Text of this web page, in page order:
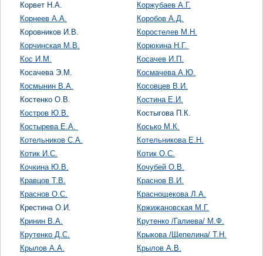
Корвет Н.А.
Коржубаев А.Г.
Корнеев А.А.
Коробов А.Д.
Коровников И.В.
Коростелев М.Н.
Корчинская М.В.
Корюкина Н.Г.
Кос И.М.
Косачев И.П.
Косачева Э.М.
Космачева А.Ю.
Космынин В.А.
Косовцев В.И.
Костенко О.В.
Костина Е.И.
Костров Ю.В.
Костыгова П.К.
Костырева Е.А.
Косько М.К.
Котельников С.А.
Котельникова Е.Н.
Котик И.С.
Котик О.С.
Кочкина Ю.В.
Кочубей О.В.
Кравцов Т.В.
Краснов В.И.
Краснов О.С.
Краснощекова Л.А.
Крестина О.И.
Кржижановская М.Г.
Кринин В.А.
Крутенко /Галиева/ М.Ф.
Крутенко Д.С.
Крыкова /Щепелина/ Т.Н.
Крылов А.А.
Крылов А.В.